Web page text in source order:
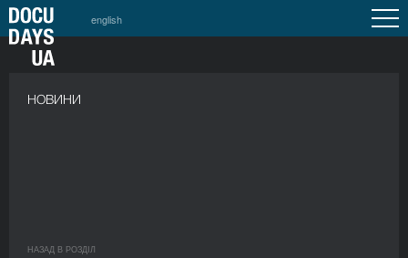
english
НОВИНИ
НАЗАД В РОЗДIЛ